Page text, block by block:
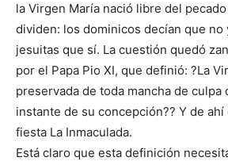
la Virgen María nació libre del
dividen: los dominicos decían que no
jesuitas que sí. La cuestión quedó
por el Papa Pio XI, que definió: ?La
preservada de toda mancha de
instante de su concepción?? Y de
fiesta La Inmaculada.
Está claro que esta definición